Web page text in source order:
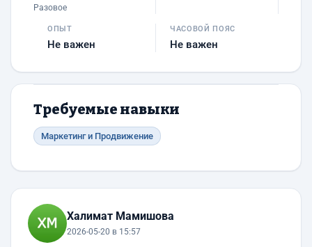
Разовое
ОПЫТ
Не важен
ЧАСОВОЙ ПОЯС
Не важен
Требуемые навыки
Маркетинг и Продвижение
Халимат Мамишова
2026-05-20 в 15:57